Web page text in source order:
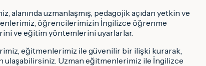
alanında uzmanlaşmış, pedagojik açıdan yetkin ve
öğrencilerimizin İngilizce öğrenme
ve eğitim yöntemlerini uyarlarlar.
eğitmenlerimiz ile güvenilir bir ilişki kurarak,
ulaşabilirsiniz. Uzman eğitmenlerimiz ile İngilizce